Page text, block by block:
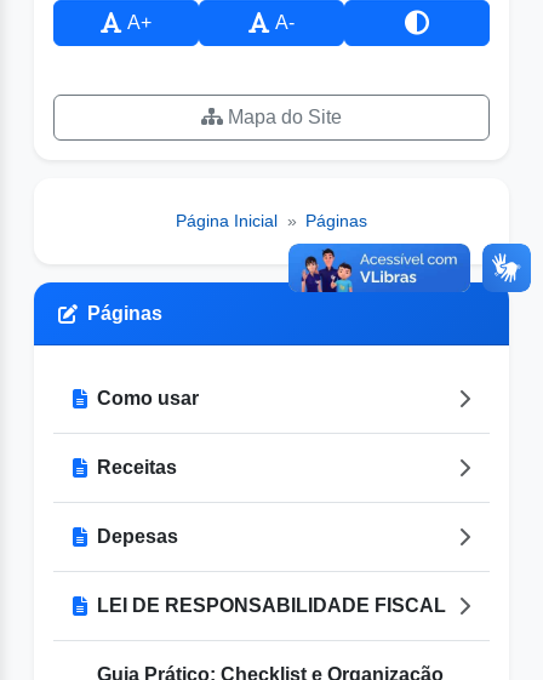
A+ A-
Mapa do Site
Página Inicial » Páginas
Páginas
Como usar
Receitas
Depesas
LEI DE RESPONSABILIDADE FISCAL
Guia Prático: Checklist e Organização